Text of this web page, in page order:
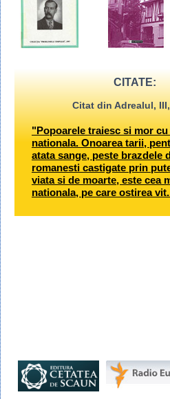
CITATE:
Citat din Adrealul,
"Popoarele traiesc si mor
nationala. Onoarea tarii,
atata sange, peste brazdele
romanesti castigate prin
viata si de moarte, este cea
nationala, pe care ostirea